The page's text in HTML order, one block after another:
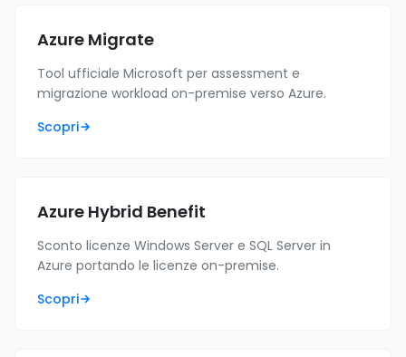
Azure Migrate
Tool ufficiale Microsoft per assessment e
migrazione workload on-premise verso Azure.
Scopri
Azure Hybrid Benefit
Sconto licenze Windows Server e SQL Server in
Azure portando le licenze on-premise.
Scopri